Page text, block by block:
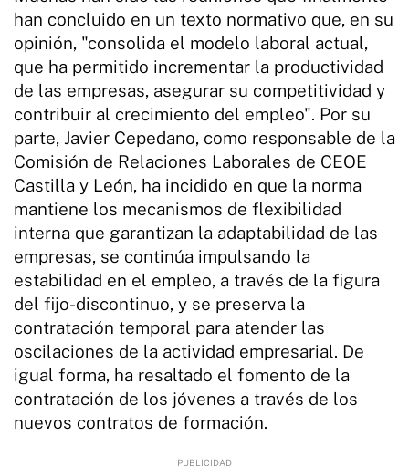
han concluido en un texto normativo que, en su
opinión, "consolida el modelo laboral actual,
que ha permitido incrementar la productividad
de las empresas, asegurar su competitividad y
contribuir al crecimiento del empleo". Por su
parte, Javier Cepedano, como responsable de la
Comisión de Relaciones Laborales de CEOE
Castilla y León, ha incidido en que la norma
mantiene los mecanismos de flexibilidad
interna que garantizan la adaptabilidad de las
empresas, se continúa impulsando la
estabilidad en el empleo, a través de la figura
del fijo-discontinuo, y se preserva la
contratación temporal para atender las
oscilaciones de la actividad empresarial. De
igual forma, ha resaltado el fomento de la
contratación de los jóvenes a través de los
nuevos contratos de formación.